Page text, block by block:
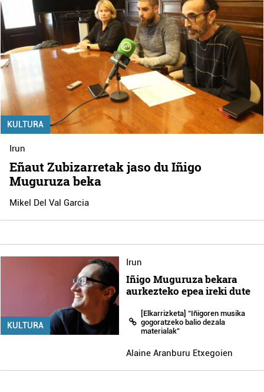
KULTURA
Irun
Eñaut Zubizarretak jaso du Iñigo
Muguruza beka
Mikel Del Val Garcia
KULTURA
Irun
Iñigo Muguruza bekara
aurkezteko epea ireki dute
[Elkarrizketa] “Iñigoren musika
gogoratzeko balio dezala
materialak”
Alaine Aranburu Etxegoien